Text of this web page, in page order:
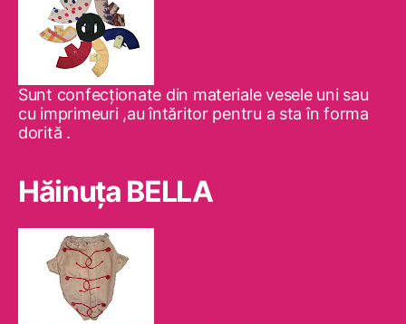
Sunt confecţionate din materiale vesele uni sau
cu imprimeuri ,au întăritor pentru a sta în forma
dorită .
Hăinuţa BELLA